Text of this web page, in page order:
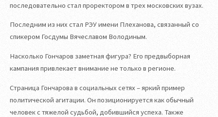
последовательно стал проректором в трех московских вузах.
Последним из них стал РЭУ имени Плеханова, связанный со
спикером Госдумы Вячеславом Володиным.
Насколько Гончаров заметная фигура? Его предвыборная
кампания привлекает внимание не только в регионе.
Страница Гончарова в социальных сетях – яркий пример
политической агитации. Он позиционируется как обычный
человек с тяжелой судьбой, добившийся успеха. Также